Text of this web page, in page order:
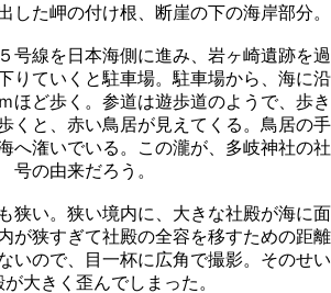
した岬の付け根、断崖の下の海岸部分。
号線を日本海側に進み、岩ヶ崎遺跡を過
りていくと駐車場。駐車場から、海に沿
ほど歩く。参道は遊歩道のようで、歩き
くと、赤い鳥居が見えてくる。鳥居の手
へ潅いでいる。この瀧が、多岐神社の社
号の由来だろう。
狭い。狭い境内に、大きな社殿が海に面
が狭すぎて社殿の全容を移すための距離
いので、目一杯に広角で撮影。そのせい
が大きく歪んでしまった。